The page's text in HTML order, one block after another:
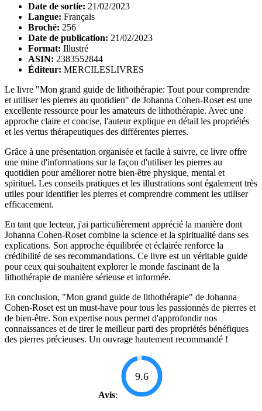
Date de sortie: 21/02/2023
Langue: Français
Broché: 256
Date de publication: 21/02/2023
Format: Illustré
ASIN: 2383552844
Éditeur: MERCILESLIVRES
Le livre "Mon grand guide de lithothérapie: Tout pour comprendre
et utiliser les pierres au quotidien" de Johanna Cohen-Roset est une
excellente ressource pour les amateurs de lithothérapie. Avec une
approche claire et concise, l'auteur explique en détail les propriétés
et les vertus thérapeutiques des différentes pierres.
Grâce à une présentation organisée et facile à suivre, ce livre offre
une mine d'informations sur la façon d'utiliser les pierres au
quotidien pour améliorer notre bien-être physique, mental et
spirituel. Les conseils pratiques et les illustrations sont également très
utiles pour identifier les pierres et comprendre comment les utiliser
efficacement.
En tant que lecteur, j'ai particulièrement apprécié la manière dont
Johanna Cohen-Roset combine la science et la spiritualité dans ses
explications. Son approche équilibrée et éclairée renforce la
crédibilité de ses recommandations. Ce livre est un véritable guide
pour ceux qui souhaitent explorer le monde fascinant de la
lithothérapie de manière sérieuse et informée.
En conclusion, "Mon grand guide de lithothérapie" de Johanna
Cohen-Roset est un must-have pour tous les passionnés de pierres et
de bien-être. Son expertise nous permet d'approfondir nos
connaissances et de tirer le meilleur parti des propriétés bénéfiques
des pierres précieuses. Un ouvrage hautement recommandé !
Avis:
9.6